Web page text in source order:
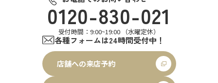
0120-830-021
受付時間：9:00~19:00 （水曜定休）
各種フォームは24時間受付中！
店舗への来店予約